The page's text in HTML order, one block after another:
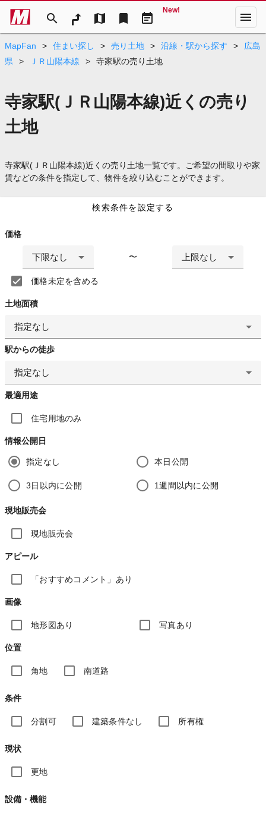
search map bookmark event_note
New! menu
MapFan > 住まい探し > 売り土地 > 沿線・駅から探す >
広島
県
> ＪＲ山陽本線 > 寺家駅の売り土地
寺家駅(ＪＲ山陽本線)近くの売り
土地
寺家駅(ＪＲ山陽本線)近くの売り土地一覧です。ご希望の間取りや家
賃などの条件を指定して、物件を絞り込むことができます。
検索条件を設定する
価格
下限なし 〜 上限なし
価格未定を含める
土地面積
指定なし
駅からの徒歩
指定なし
最適用途
住宅用地のみ
情報公開日
指定なし 本日公開
3日以内に公開 1週間以内に公開
現地販売会
現地販売会
アピール
「おすすめコメント」あり
画像
地形図あり 写真あり
位置
角地 南道路
条件
分割可 建築条件なし 所有権
現状
更地
設備・機能